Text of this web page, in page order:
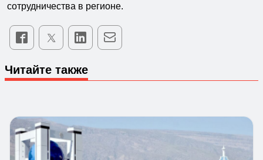
сотрудничества в регионе.
Читайте также